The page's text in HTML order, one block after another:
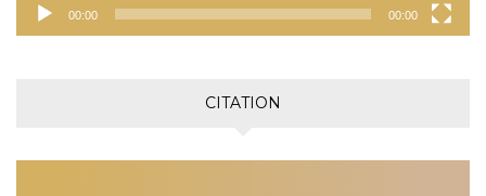
00:00 00:00
CITATION